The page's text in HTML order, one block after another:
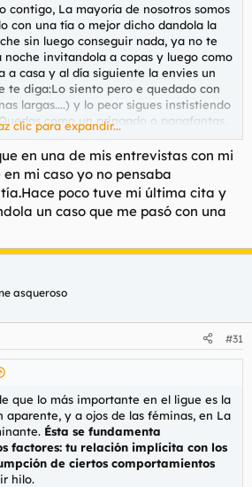
contigo, La mayoría de nosotros somos
con una tía o mejor dicho dandola la
sin luego conseguir nada, ya no te
noche invitandola a copas y luego como
a casa y al día siguiente la envies un
te diga:Lo siento pero e quedado con
largas....) y lo peor sigues instistiendo
como un pringado o pagafantas,
un estilo y no rebajarse a dar el primer
mucho.
clic para expandir...
en una de mis entrevistas con mi
mi caso yo no pensaba
poco tuve mi última cita y
un caso que me pasó con una
asqueroso
#31
que lo más importante en el ligue es la
aparente, y a ojos de las féminas, en La
. Ésta se fundamenta
factores: tu relación implícita con los
de ciertos comportamientos
hilo.